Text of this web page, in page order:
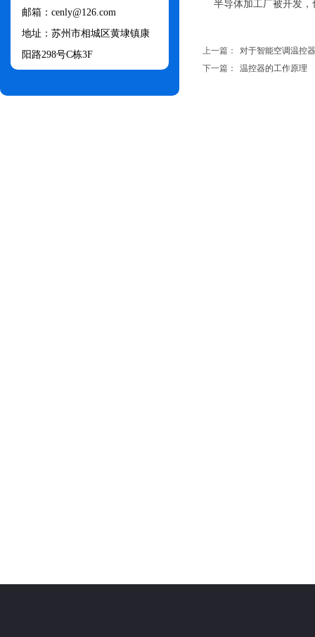
邮箱：cenly@126.com​
地址：苏州市相城区黄埭镇康
阳路298号C栋3F
半导体加工厂被开发，
上一篇：
对于智能空调温控
下一篇：
温控器的工作原理